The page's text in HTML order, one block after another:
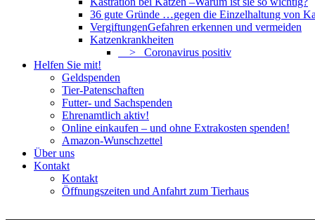
36 gute Gründe …gegen die Einzelhaltung von
VergiftungenGefahren erkennen und vermeiden
Katzenkrankheiten
> Coronavirus positiv
Helfen Sie mit!
Geldspenden
Tier-Patenschaften
Futter- und Sachspenden
Ehrenamtlich aktiv!
Online einkaufen – und ohne Extrakosten spenden!
Amazon-Wunschzettel
Über uns
Kontakt
Kontakt
Öffnungszeiten und Anfahrt zum Tierhaus